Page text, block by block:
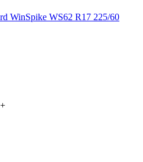
WinSpike WS62 R17 225/60
+